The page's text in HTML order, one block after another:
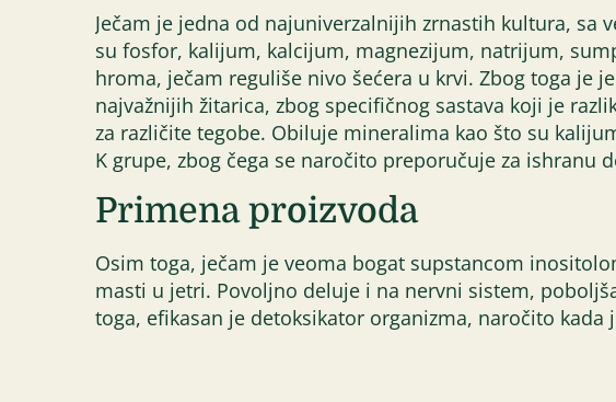
Ječam je jedna od najuniverzalnijih zrnastih kultura, sa
su fosfor, kalijum, kalcijum, magnezijum, natrijum,
hroma, ječam reguliše nivo šećera u krvi. Zbog toga je
najvažnijih žitarica, zbog specifičnog sastava koji je
za različite tegobe. Obiluje mineralima kao što su
K grupe, zbog čega se naročito preporučuje za ishranu
Primena proizvoda
Osim toga, ječam je veoma bogat supstancom
masti u jetri. Povoljno deluje i na nervni sistem,
toga, efikasan je detoksikator organizma, naročito